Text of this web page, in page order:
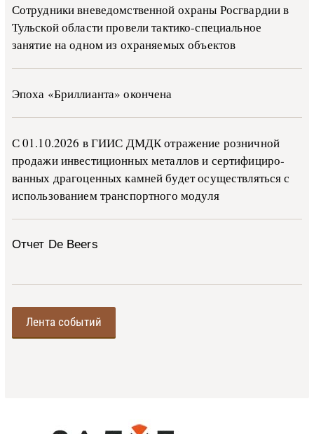
Сотрудники вневедомственной охраны Росгвардии в
Тульской области провели тактико-специальное
занятие на одном из охраняемых объектов
Эпоха «Бриллианта» окончена
С 01.10.2026 в ГИИС ДМДК от­ра­же­ние роз­ни­ч­ной
про­да­жи ин­ве­сти­ци­он­ных ме­тал­лов и сер­ти­фи­ци­ро­
ван­ных дра­го­цен­ных ка­м­ней бу­дет осу­ще­ств­лять­ся с
ис­поль­зо­ва­ни­ем тран­с­пор­т­но­го мо­ду­ля
Отчет De Beers
Лента событий